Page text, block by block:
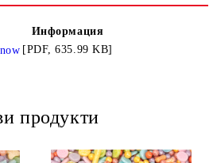
Информация
[PDF, 635.99 KB]
продукти